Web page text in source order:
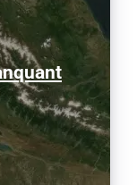
des drones
plusieurs cibles